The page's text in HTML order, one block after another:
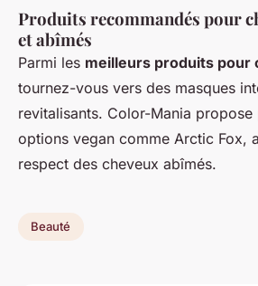
Produits recommandés pour
et abîmés
Parmi les meilleurs produits pour
tournez-vous vers des masques
revitalisants. Color-Mania
options vegan comme Arctic Fox,
respect des cheveux abîmés.
Beauté